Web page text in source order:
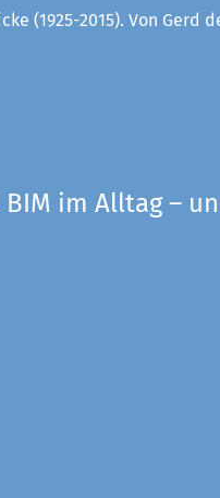
(1925-2015). Von Gerd
BIM im Alltag –